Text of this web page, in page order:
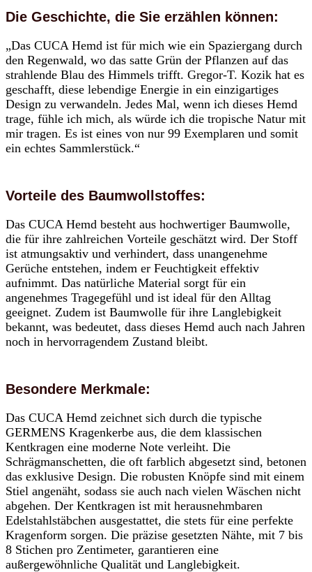
Die Geschichte, die Sie erzählen können:
„Das CUCA Hemd ist für mich wie ein Spaziergang durch
den Regenwald, wo das satte Grün der Pflanzen auf das
strahlende Blau des Himmels trifft. Gregor-T. Kozik hat es
geschafft, diese lebendige Energie in ein einzigartiges
Design zu verwandeln. Jedes Mal, wenn ich dieses Hemd
trage, fühle ich mich, als würde ich die tropische Natur mit
mir tragen. Es ist eines von nur 99 Exemplaren und somit
ein echtes Sammlerstück.“
Vorteile des Baumwollstoffes:
Das CUCA Hemd besteht aus hochwertiger Baumwolle,
die für ihre zahlreichen Vorteile geschätzt wird. Der Stoff
ist atmungsaktiv und verhindert, dass unangenehme
Gerüche entstehen, indem er Feuchtigkeit effektiv
aufnimmt. Das natürliche Material sorgt für ein
angenehmes Tragegefühl und ist ideal für den Alltag
geeignet. Zudem ist Baumwolle für ihre Langlebigkeit
bekannt, was bedeutet, dass dieses Hemd auch nach Jahren
noch in hervorragendem Zustand bleibt.
Besondere Merkmale:
Das CUCA Hemd zeichnet sich durch die typische
GERMENS Kragenkerbe aus, die dem klassischen
Kentkragen eine moderne Note verleiht. Die
Schrägmanschetten, die oft farblich abgesetzt sind, betonen
das exklusive Design. Die robusten Knöpfe sind mit einem
Stiel angenäht, sodass sie auch nach vielen Wäschen nicht
abgehen. Der Kentkragen ist mit herausnehmbaren
Edelstahlstäbchen ausgestattet, die stets für eine perfekte
Kragenform sorgen. Die präzise gesetzten Nähte, mit 7 bis
8 Stichen pro Zentimeter, garantieren eine
außergewöhnliche Qualität und Langlebigkeit.